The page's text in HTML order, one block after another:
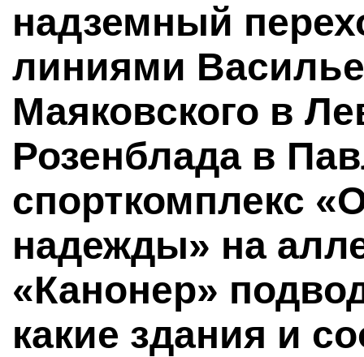
надземный
линиями
Маяковского в
Розенблада в
спорткомплекс
надежды» на
«Канонер»
какие здания и